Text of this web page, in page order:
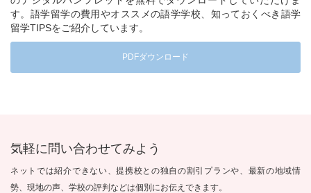
す。語学留学の費用やオススメの語学学校、知っておくべき語学
留学TIPSをご紹介しています。
PDFダウンロード
気軽に問い合わせてみよう
ネットでは紹介できない、提携校との独自の割引プランや、最新の地域情
勢、現地の声、学校の評判などは個別にお伝えできます。